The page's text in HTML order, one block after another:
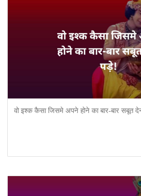
वो इश्क कैसा जिसमे अपने होने का बार-बार सबूत